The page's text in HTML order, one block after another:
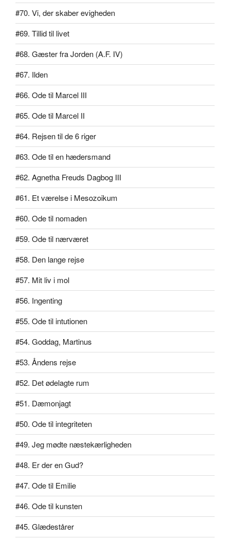
#70. Vi, der skaber evigheden
#69. Tillid til livet
#68. Gæster fra Jorden (A.F. IV)
#67. Ilden
#66. Ode til Marcel III
#65. Ode til Marcel II
#64. Rejsen til de 6 riger
#63. Ode til en hædersmand
#62. Agnetha Freuds Dagbog III
#61. Et værelse i Mesozoikum
#60. Ode til nomaden
#59. Ode til nærværet
#58. Den lange rejse
#57. Mit liv i mol
#56. Ingenting
#55. Ode til intutionen
#54. Goddag, Martinus
#53. Åndens rejse
#52. Det ødelagte rum
#51. Dæmonjagt
#50. Ode til integriteten
#49. Jeg mødte næstekærligheden
#48. Er der en Gud?
#47. Ode til Emilie
#46. Ode til kunsten
#45. Glædestårer